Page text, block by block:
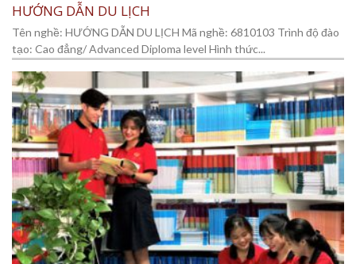
HƯỚNG DẪN DU LỊCH
Tên nghề: HƯỚNG DẪN DU LỊCH Mã nghề: 6810103 Trình độ đào
tạo: Cao đẳng/ Advanced Diploma level Hình thức...